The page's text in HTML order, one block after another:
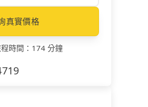
真實價格
時間 ： 174 分鐘